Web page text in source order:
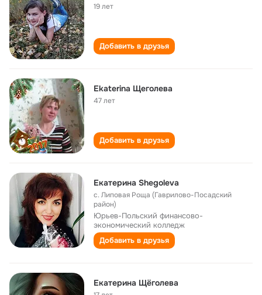
19 лет
Добавить в друзья
Ekaterina Щеголева
47 лет
Добавить в друзья
Екатерина Shegoleva
с. Липовая Роща (Гаврилово-Посадский
район)
Юрьев-Польский финансово-
экономический колледж
Добавить в друзья
Екатерина Щёголева